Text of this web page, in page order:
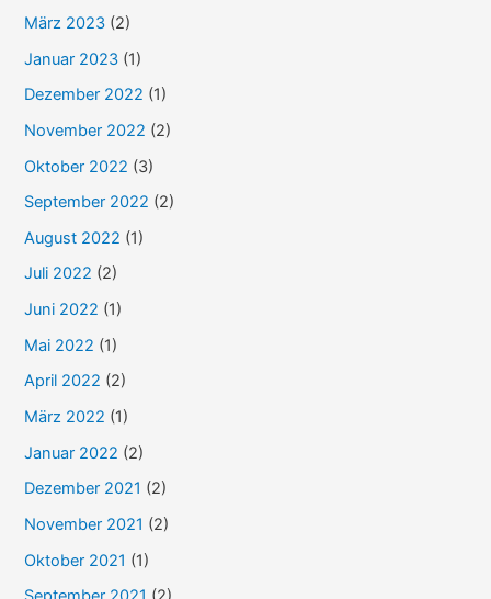
n
a
c
März 2023 (2)
Januar 2023 (1)
Dezember 2022 (1)
November 2022 (2)
Oktober 2022 (3)
September 2022 (2)
August 2022 (1)
Juli 2022 (2)
Juni 2022 (1)
Mai 2022 (1)
April 2022 (2)
März 2022 (1)
Januar 2022 (2)
Dezember 2021 (2)
November 2021 (2)
Oktober 2021 (1)